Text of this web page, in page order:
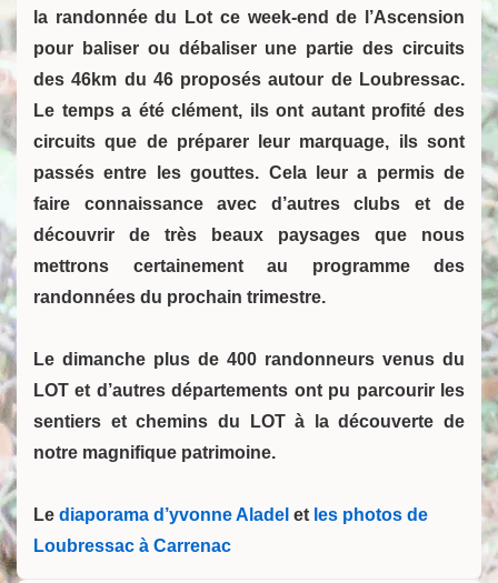
la randonnée du Lot ce week-end de l’Ascension
pour baliser ou débaliser une partie des circuits
des 46km du 46 proposés autour de Loubressac.
Le temps a été clément, ils ont autant profité des
circuits que de préparer leur marquage, ils sont
passés entre les gouttes. Cela leur a permis de
faire connaissance avec d’autres clubs et de
découvrir de très beaux paysages que nous
mettrons certainement au programme des
randonnées du prochain trimestre.
Le dimanche plus de 400 randonneurs venus du
LOT et d’autres départements ont pu parcourir les
sentiers et chemins du LOT à la découverte de
notre magnifique patrimoine.
Le diaporama d’yvonne Aladel et les photos de
Loubressac à Carrenac